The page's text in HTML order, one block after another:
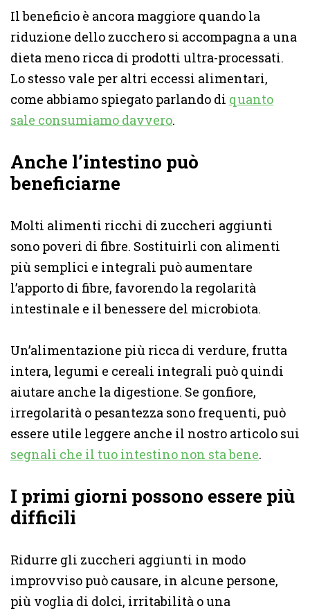
Il beneficio è ancora maggiore quando la
riduzione dello zucchero si accompagna a una
dieta meno ricca di prodotti ultra-processati.
Lo stesso vale per altri eccessi alimentari,
come abbiamo spiegato parlando di quanto
sale consumiamo davvero.
Anche l’intestino può
beneficiarne
Molti alimenti ricchi di zuccheri aggiunti
sono poveri di fibre. Sostituirli con alimenti
più semplici e integrali può aumentare
l’apporto di fibre, favorendo la regolarità
intestinale e il benessere del microbiota.
Un’alimentazione più ricca di verdure, frutta
intera, legumi e cereali integrali può quindi
aiutare anche la digestione. Se gonfiore,
irregolarità o pesantezza sono frequenti, può
essere utile leggere anche il nostro articolo sui
segnali che il tuo intestino non sta bene.
I primi giorni possono essere più
difficili
Ridurre gli zuccheri aggiunti in modo
improvviso può causare, in alcune persone,
più voglia di dolci, irritabilità o una